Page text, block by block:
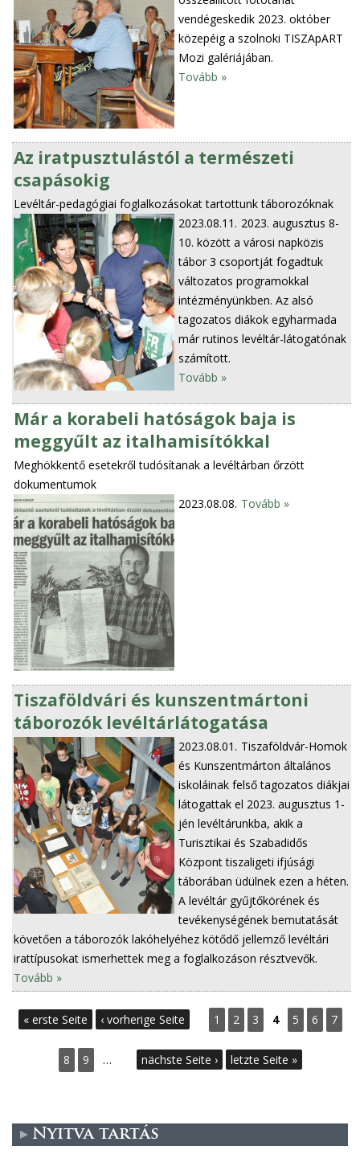
vendégeskedik 2023. október
közepéig a szolnoki TISZApART
Mozi galériájában.
Tovább »
Az iratpusztulástól a természeti
csapásokig
Levéltár-pedagógiai foglalkozásokat tartottunk táborozóknak
2023.08.11. 2023. augusztus 8-
10. között a városi napközis
tábor 3 csoportját fogadtuk
változatos programokkal
intézményünkben. Az alsó
tagozatos diákok egyharmada
már rutinos levéltár-látogatónak
számított.
Tovább »
Már a korabeli hatóságok baja is
meggyűlt az italhamisítókkal
Meghökkentő esetekről tudósítanak a levéltárban őrzött
dokumentumok
2023.08.08. Tovább »
Tiszaföldvári és kunszentmártoni
táborozók levéltárlátogatása
2023.08.01. Tiszaföldvár-Homok
és Kunszentmárton általános
iskoláinak felső tagozatos diákjai
látogattak el 2023. augusztus 1-
jén levéltárunkba, akik a
Turisztikai és Szabadidős
Központ tiszaligeti ifjúsági
táborában üdülnek ezen a héten.
A levéltár gyűjtőkörének és
tevékenységének bemutatását
követően a táborozók lakóhelyéhez kötődő jellemző levéltári
irattípusokat ismerhettek meg a foglalkozáson résztvevők.
Tovább »
S
e
« erste Seite ‹ vorherige Seite 1 2 3 4 5 6 7
8 9 … nächste Seite › letzte Seite »
Nyitva tartás